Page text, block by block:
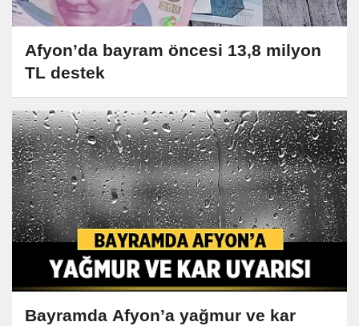
Afyon’da bayram öncesi 13,8 milyon
TL destek
Bayramda Afyon’a yağmur ve kar